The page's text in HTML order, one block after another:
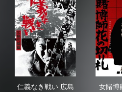
仁義なき戦い 広島
女賭博